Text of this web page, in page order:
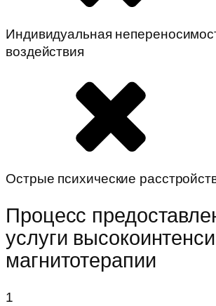
Индивидуальная
воздействия
Острые психические
Процесс
услуги
магнитотерапии
1